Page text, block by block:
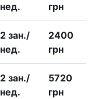
нед.
грн
2 зан./
нед.
2400
грн
2 зан./
нед.
5720
грн